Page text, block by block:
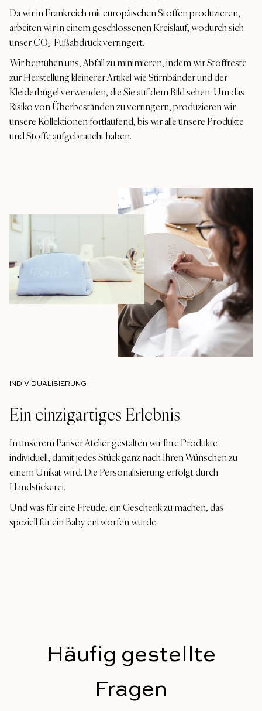
Da wir in Frankreich mit europäischen Stoffen produzieren,
arbeiten wir in einem geschlossenen Kreislauf, wodurch sich
unser CO₂-Fußabdruck verringert.
Wir bemühen uns, Abfall zu minimieren, indem wir Stoffreste
zur Herstellung kleinerer Artikel wie Stirnbänder und der
Kleiderbügel verwenden, die Sie auf dem Bild sehen. Um das
Risiko von Überbeständen zu verringern, produzieren wir
unsere Kollektionen fortlaufend, bis wir alle unsere Produkte
und Stoffe aufgebraucht haben.
INDIVIDUALISIERUNG
Ein einzigartiges Erlebnis
In unserem Pariser Atelier gestalten wir Ihre Produkte
individuell, damit jedes Stück ganz nach Ihren Wünschen zu
einem Unikat wird. Die Personalisierung erfolgt durch
Handstickerei.
Und was für eine Freude, ein Geschenk zu machen, das
speziell für ein Baby entworfen wurde.
Häufig gestellte
Fragen